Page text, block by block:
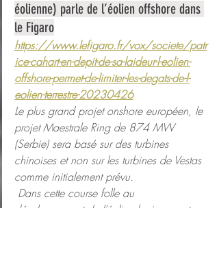
éolienne) parle de l’éolien offshore dans
le Figaro
https://www.lefigaro.fr/vox/societe/patr
ice-cahart-en-depit-de-sa-laideur-l-eolien-
offshore-permet-de-limiter-les-degats-de-l-
eolien-terrestre-20230426
Le plus grand projet onshore européen, le
projet Maestrale Ring de 874 MW
(Serbie) sera basé sur des turbines
chinoises et non sur les turbines de Vestas
comme initialement prévu.
développement de l’éolien le risque est